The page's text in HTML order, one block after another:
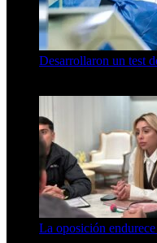
Desarrollaron un test
La oposición